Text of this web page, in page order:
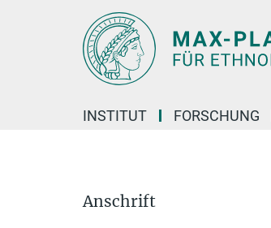
INSTITUT FORSCHUNG
Anschrift